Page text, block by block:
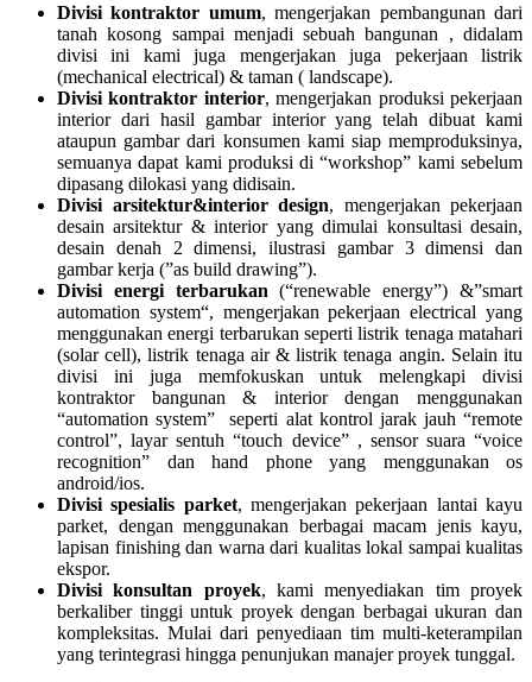
Divisi kontraktor umum, mengerjakan pembangunan dari
tanah kosong sampai menjadi sebuah bangunan , didalam
divisi ini kami juga mengerjakan juga pekerjaan listrik
(mechanical electrical) & taman ( landscape).
Divisi kontraktor interior, mengerjakan produksi pekerjaan
interior dari hasil gambar interior yang telah dibuat kami
ataupun gambar dari konsumen kami siap memproduksinya,
semuanya dapat kami produksi di “workshop” kami sebelum
dipasang dilokasi yang didisain.
Divisi arsitektur&interior design, mengerjakan pekerjaan
desain arsitektur & interior yang dimulai konsultasi desain,
desain denah 2 dimensi, ilustrasi gambar 3 dimensi dan
gambar kerja (”as build drawing”).
Divisi energi terbarukan (“renewable energy”) &”smart
automation system“, mengerjakan pekerjaan electrical yang
menggunakan energi terbarukan seperti listrik tenaga matahari
(solar cell), listrik tenaga air & listrik tenaga angin. Selain itu
divisi ini juga memfokuskan untuk melengkapi divisi
kontraktor bangunan & interior dengan menggunakan
“automation system” seperti alat kontrol jarak jauh “remote
control”, layar sentuh “touch device” , sensor suara “voice
recognition” dan hand phone yang menggunakan os
android/ios.
Divisi spesialis parket, mengerjakan pekerjaan lantai kayu
parket, dengan menggunakan berbagai macam jenis kayu,
lapisan finishing dan warna dari kualitas lokal sampai kualitas
ekspor.
Divisi konsultan proyek, kami menyediakan tim proyek
berkaliber tinggi untuk proyek dengan berbagai ukuran dan
kompleksitas. Mulai dari penyediaan tim multi-keterampilan
yang terintegrasi hingga penunjukan manajer proyek tunggal.